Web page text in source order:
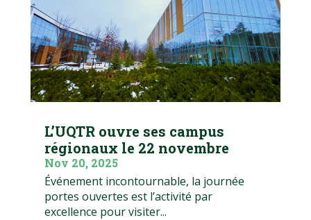
L’UQTR ouvre ses campus
régionaux le 22 novembre
Nov 20, 2025
Événement incontournable, la journée
portes ouvertes est l’activité par
excellence pour visiter...